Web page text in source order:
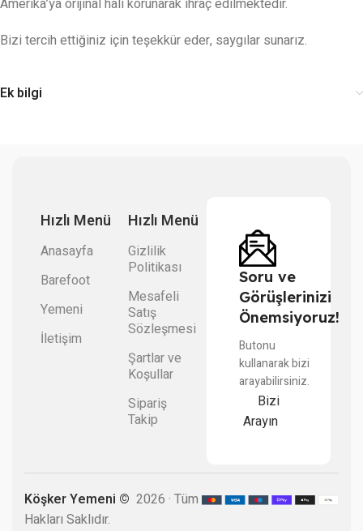
Amerika’ya orijinal hali korunarak ihraç edilmektedir.
Bizi tercih ettiğiniz için teşekkür eder, saygılar sunarız.
Ek bilgi
Hızlı Menü
Anasayfa
Barefoot
Yemeni
İletişim
Hızlı Menü
Gizlilik
Politikası
Mesafeli
Satış
Sözleşmesi
Şartlar ve
Koşullar
Sipariş
Takip
Soru ve
Görüşlerinizi
Önemsiyoruz!
Butonu
kullanarak bizi
arayabilirsiniz.
Bizi
Arayın
Köşker Yemeni © 2026 · Tüm
Hakları Saklıdır.